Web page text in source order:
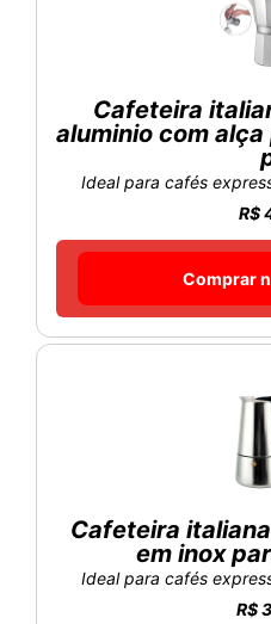
Cafeteira
aluminio com
Ideal para cafés
R$
Comprar
Cafeteira
em inox
Ideal para cafés
R$